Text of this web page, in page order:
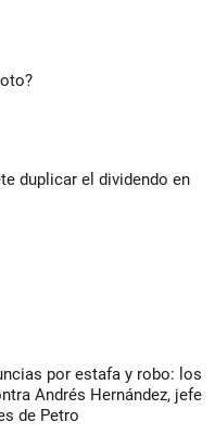
duplicar el dividendo en
por estafa y robo: los
Andrés Hernández, jefe
de Petro